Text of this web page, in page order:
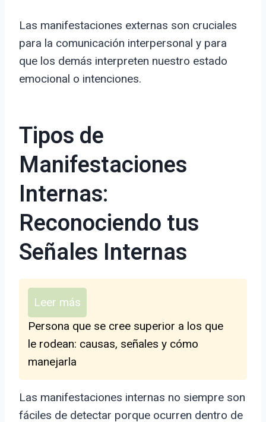
Las manifestaciones externas son cruciales
para la comunicación interpersonal y para
que los demás interpreten nuestro estado
emocional o intenciones.
Tipos de
Manifestaciones
Internas:
Reconociendo tus
Señales Internas
Leer más
Persona que se cree superior a los que
le rodean: causas, señales y cómo
manejarla
Las manifestaciones internas no siempre son
fáciles de detectar porque ocurren dentro de